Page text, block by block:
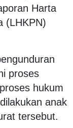
Harta
(LHKPN)
proses
hukum
anak
tersebut.